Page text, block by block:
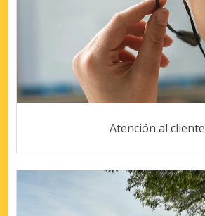
Atención al cliente